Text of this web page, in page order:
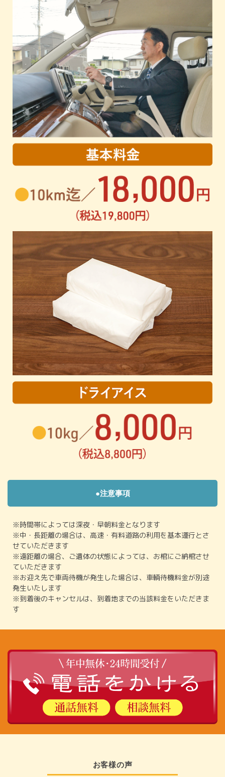
●注意事項
※時間帯によっては深夜・早朝料金となります
※中・長距離の場合は、高速・有料道路の利用を基本運行とさ
せていただきます
※遠距離の場合、ご遺体の状態によっては、お棺にご納棺させ
ていただきます
※お迎え先で車両待機が発生した場合は、車輌待機料金が別途
発生いたします
※到着後のキャンセルは、到着地までの当該料金をいただきま
す
お客様の声